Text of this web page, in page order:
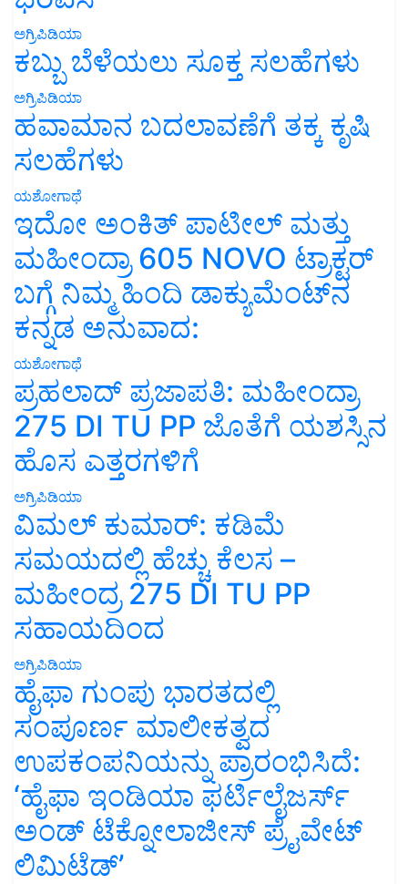
ಅಗ್ರಿಪಿಡಿಯಾ
ಕಬ್ಬು ಬೆಳೆಯಲು ಸೂಕ್ತ ಸಲಹೆಗಳು
ಅಗ್ರಿಪಿಡಿಯಾ
ಹವಾಮಾನ ಬದಲಾವಣೆಗೆ ತಕ್ಕ ಕೃಷಿ
ಸಲಹೆಗಳು
ಯಶೋಗಾಥೆ
ಇದೋ ಅಂಕಿತ್ ಪಾಟೀಲ್ ಮತ್ತು
ಮಹೀಂದ್ರಾ 605 NOVO ಟ್ರಾಕ್ಟರ್
ಬಗ್ಗೆ ನಿಮ್ಮ ಹಿಂದಿ ಡಾಕ್ಯುಮೆಂಟ್‌ನ
ಕನ್ನಡ ಅನುವಾದ:
ಯಶೋಗಾಥೆ
ಪ್ರಹಲಾದ್ ಪ್ರಜಾಪತಿ: ಮಹೀಂದ್ರಾ
275 DI TU PP ಜೊತೆಗೆ ಯಶಸ್ಸಿನ
ಹೊಸ ಎತ್ತರಗಳಿಗೆ
ಅಗ್ರಿಪಿಡಿಯಾ
ವಿಮಲ್ ಕುಮಾರ್: ಕಡಿಮೆ
ಸಮಯದಲ್ಲಿ ಹೆಚ್ಚು ಕೆಲಸ –
ಮಹೀಂದ್ರ 275 DI TU PP
ಸಹಾಯದಿಂದ
ಅಗ್ರಿಪಿಡಿಯಾ
ಹೈಫಾ ಗುಂಪು ಭಾರತದಲ್ಲಿ
ಸಂಪೂರ್ಣ ಮಾಲೀಕತ್ವದ
ಉಪಕಂಪನಿಯನ್ನು ಪ್ರಾರಂಭಿಸಿದೆ:
‘ಹೈಫಾ ಇಂಡಿಯಾ ಫರ್ಟಿಲೈಜರ್ಸ್
ಅಂಡ್ ಟೆಕ್ನೋಲಾಜೀಸ್ ಪ್ರೈವೇಟ್
ಲಿಮಿಟೆಡ್’